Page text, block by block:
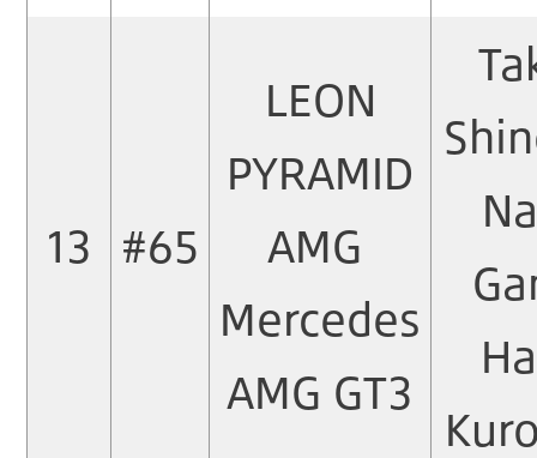
13 #65
LEON
PYRAMID
AMG
Mercedes
AMG GT3